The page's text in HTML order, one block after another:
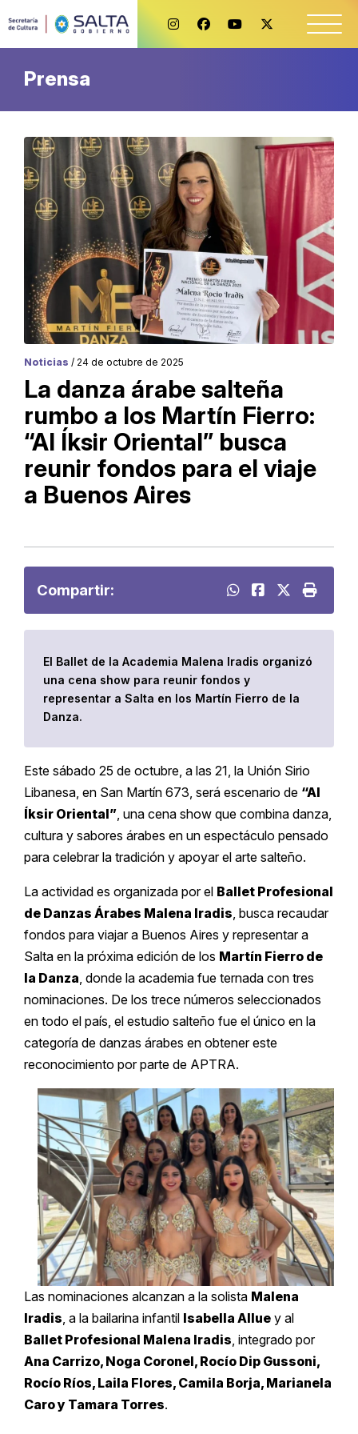
Prensa
Noticias / 24 de octubre de 2025
La danza árabe salteña
rumbo a los Martín Fierro:
“Al Íksir Oriental” busca
reunir fondos para el viaje
a Buenos Aires
Compartir:
El Ballet de la Academia Malena Iradis organizó
una cena show para reunir fondos y
representar a Salta en los Martín Fierro de la
Danza.
Este sábado 25 de octubre, a las 21, la Unión Sirio
Libanesa, en San Martín 673, será escenario de “Al
Íksir Oriental” , una cena show que combina danza,
cultura y sabores árabes en un espectáculo pensado
para celebrar la tradición y apoyar el arte salteño.
La actividad es organizada por el Ballet Profesional
de Danzas Árabes Malena Iradis , busca recaudar
fondos para viajar a Buenos Aires y representar a
Salta en la próxima edición de los Martín Fierro de
la Danza , donde la academia fue ternada con tres
nominaciones. De los trece números seleccionados
en todo el país, el estudio salteño fue el único en la
categoría de danzas árabes en obtener este
reconocimiento por parte de APTRA.
Las nominaciones alcanzan a la solista Malena
Iradis, a la bailarina infantil Isabella Allue y al
Ballet Profesional Malena Iradis, integrado por
Ana Carrizo, Noga Coronel, Rocío Dip Gussoni,
Rocío Ríos, Laila Flores, Camila Borja, Marianela
Caro y Tamara Torres.